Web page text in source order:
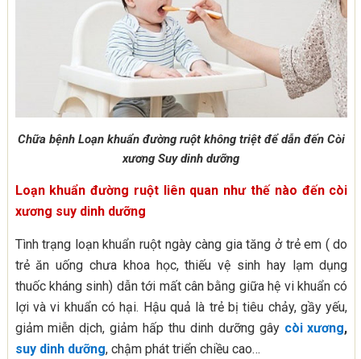
Chữa bệnh Loạn khuẩn đường ruột không triệt để dẫn đến Còi
xương Suy dinh dưỡng
Loạn khuẩn đường ruột liên quan như thế nào đến còi
xương suy dinh dưỡng
Tình trạng loạn khuẩn ruột ngày càng gia tăng ở trẻ em ( do
trẻ ăn uống chưa khoa học, thiếu vệ sinh hay lạm dụng
thuốc kháng sinh) dẫn tới mất cân bằng giữa hệ vi khuẩn có
lợi và vi khuẩn có hại. Hậu quả là trẻ bị tiêu chảy, gầy yếu,
giảm miễn dịch, giảm hấp thu dinh dưỡng gây còi xương,
suy dinh dưỡng, chậm phát triển chiều cao…